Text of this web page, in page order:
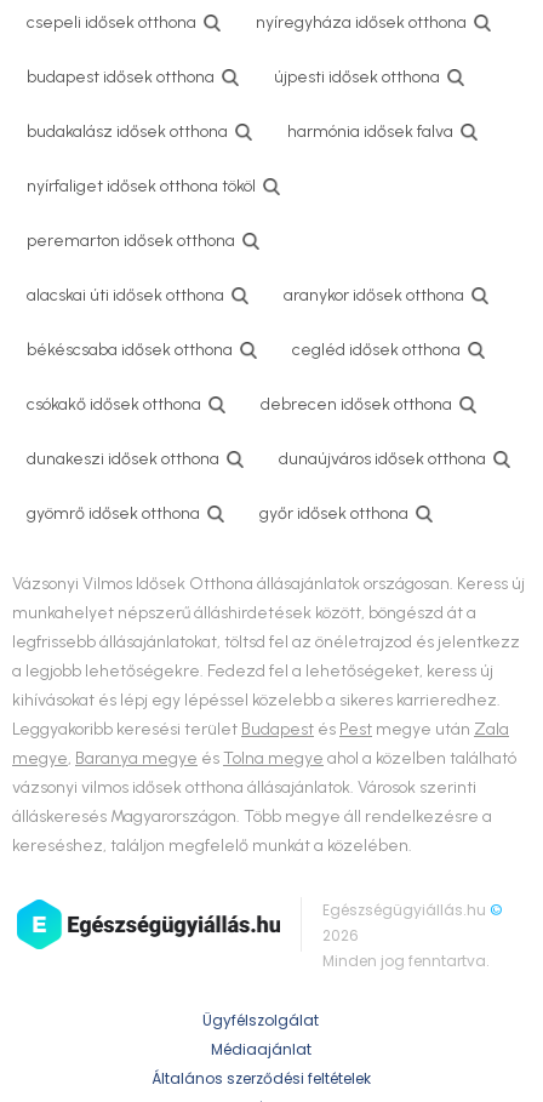
csepeli idősek otthona nyíregyháza idősek otthona
budapest idősek otthona újpesti idősek otthona
budakalász idősek otthona harmónia idősek falva
nyírfaliget idősek otthona tököl
peremarton idősek otthona
alacskai úti idősek otthona aranykor idősek otthona
békéscsaba idősek otthona cegléd idősek otthona
csókakő idősek otthona debrecen idősek otthona
dunakeszi idősek otthona dunaújváros idősek otthona
gyömrő idősek otthona győr idősek otthona
Vázsonyi Vilmos Idősek Otthona állásajánlatok országosan. Keress új
munkahelyet népszerű álláshirdetések között, böngészd át a
legfrissebb állásajánlatokat, töltsd fel az önéletrajzod és jelentkezz
a legjobb lehetőségekre. Fedezd fel a lehetőségeket, keress új
kihívásokat és lépj egy lépéssel közelebb a sikeres karrieredhez.
Leggyakoribb keresési terület Budapest és Pest megye után Zala
megye, Baranya megye ésTolna megye ahol a közelben található
vázsonyi vilmos idősek otthona állásajánlatok. Városok szerinti
álláskeresés Magyarországon. Több megye áll rendelkezésre a
kereséshez, találjon megfelelő munkát a közelében.
Egészségügyiállás.hu©
2026
Minden jog fenntartva.
Ügyfélszolgálat
Médiaajánlat
Általános szerződési feltételek